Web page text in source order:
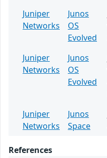
Juniper
Networks
Junos
OS
Evolved
Juniper
Networks
Junos
OS
Evolved
Juniper
Networks
Junos
Space
References